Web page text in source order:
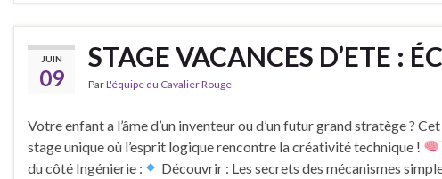
JUIN
09
STAGE VACANCES D’ETE :
ParL'équipe du Cavalier Rouge
Votre enfant a l’âme d’un inventeur ou d’un futur grand stratège ?
stage unique où l’esprit logique rencontre la créativité technique !
du côté Ingénierie :
Découvrir : Les secrets des mécanismes